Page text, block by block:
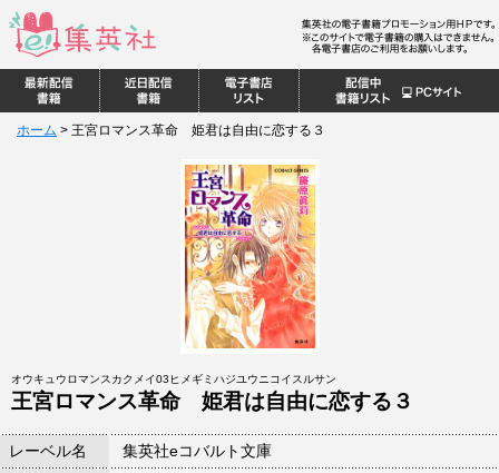
ホーム > 王宮ロマンス革命 姫君は自由に恋する３
オウキュウロマンスカクメイ03ヒメギミハジユウニコイスルサン
王宮ロマンス革命 姫君は自由に恋する３
レーベル名
集英社eコバルト文庫